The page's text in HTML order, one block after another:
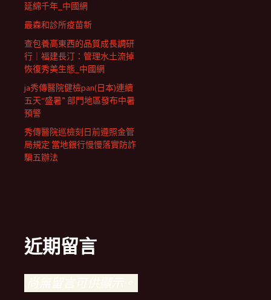
延綿千年_中國網
最森和診所疫苗新
查包養高東西的品質成長調研
行｜福建長汀：管理水土流掉
恢復秀美生態_中國網
ja秀傳醫院健檢pan(日本)連續
五天“盛暑” 部門地區發布中暑
預警
秀傳醫院巡檢刻日前遵照金管
局規定 當地銀行慢慢落實防詐
騙五辦法
近期留言
尚無留言可供顯示。